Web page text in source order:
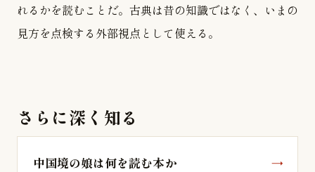
れるかを読むことだ。古典は昔の知識ではなく、いまの
見方を点検する外部視点として使える。
さらに深く知る
中国境の娘は何を読む本か